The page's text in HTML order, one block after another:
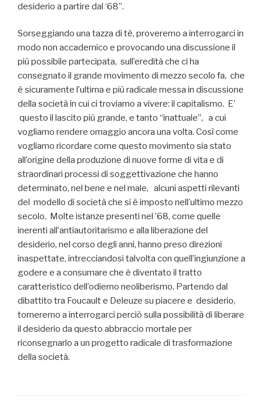
desiderio a partire dal ‘68”.
Sorseggiando una tazza di tè, proveremo a interrogarci in
modo non accademico e provocando una discussione il
più possibile partecipata, sull’eredità che ci ha
consegnato il grande movimento di mezzo secolo fa, che
è sicuramente l’ultima e più radicale messa in discussione
della società in cui ci troviamo a vivere: il capitalismo. E’
questo il lascito più grande, e tanto “inattuale”, a cui
vogliamo rendere omaggio ancora una volta. Così come
vogliamo ricordare come questo movimento sia stato
all’origine della produzione di nuove forme di vita e di
straordinari processi di soggettivazione che hanno
determinato, nel bene e nel male, alcuni aspetti rilevanti
del modello di società che si è imposto nell’ultimo mezzo
secolo. Molte istanze presenti nel ’68, come quelle
inerenti all’antiautoritarismo e alla liberazione del
desiderio, nel corso degli anni, hanno preso direzioni
inaspettate, intrecciandosi talvolta con quell’ingiunzione a
godere e a consumare che è diventato il tratto
caratteristico dell’odierno neoliberismo. Partendo dal
dibattito tra Foucault e Deleuze su piacere e desiderio,
torneremo a interrogarci perciò sulla possibilità di liberare
il desiderio da questo abbraccio mortale per
riconsegnarlo a un progetto radicale di trasformazione
della società.